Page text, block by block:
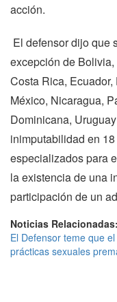
acción.
El defensor dijo que
excepción de
Costa Rica,
México, Nicaragua,
Dominicana,
inimputabilidad en
especializados para
la existencia de una
participación de un
Noticias Relacionadas:
El Defensor teme que
prácticas sexuales